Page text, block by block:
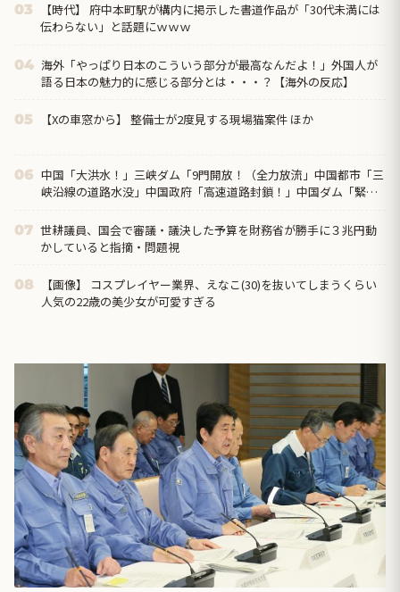
03
【時代】 府中本町駅が構内に掲示した書道作品が「30代未満には
伝わらない」と話題にｗｗｗ
04 海外「やっぱり日本のこういう部分が最高なんだよ！」外国人が
語る日本の魅力的に感じる部分とは・・・？【海外の反応】
05 【Xの車窓から】 整備士が2度見する現場猫案件 ほか
06 中国「大洪水！」三峡ダム「9門開放！（全力放流」中国都市「三
峡沿線の道路水没」中国政府「高速道路封鎖！」中国ダム「緊急
07 世耕議員、国会で審議・議決した予算を財務省が勝手に３兆円動
かしていると指摘・問題視
08
【画像】 コスプレイヤー業界、えなこ(30)を抜いてしまうくらい
人気の22歳の美少女が可愛すぎる